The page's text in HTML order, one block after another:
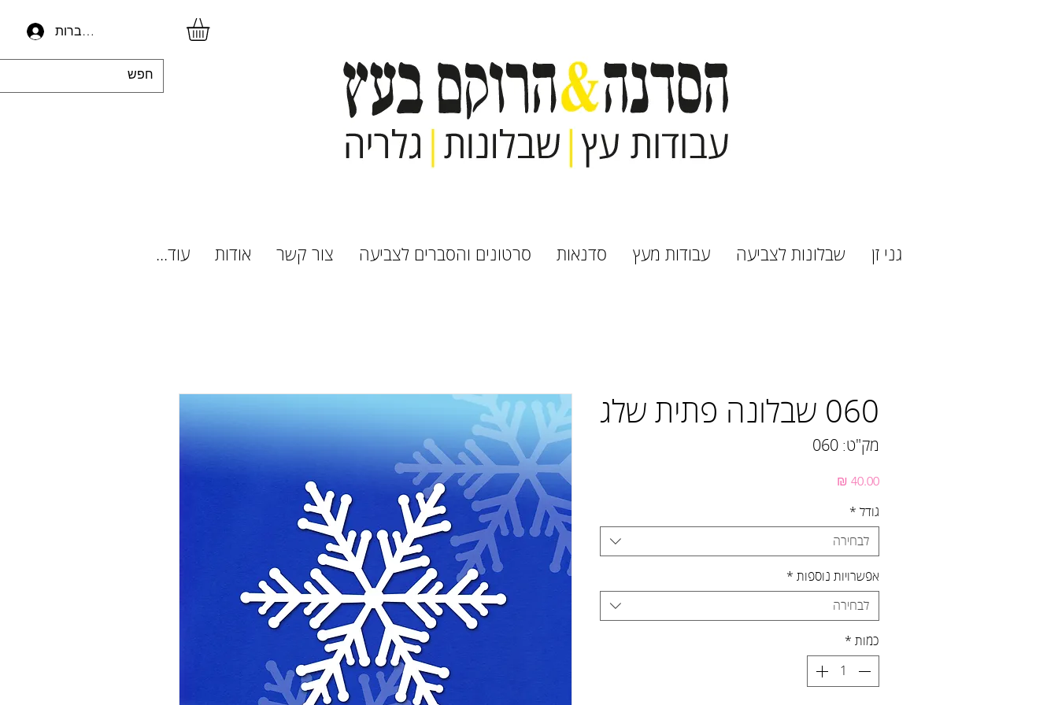
להתחברות
גני זן שבלונות לצביעה עבודות מעץ סדנאות סרטונים והסברים לצביעה צור קשר אודות עוד...
060 שבלונה פתית שלג
מק"ט: 060
גודל *
לבחירה
אפשרויות נוספות *
לבחירה
כמות *